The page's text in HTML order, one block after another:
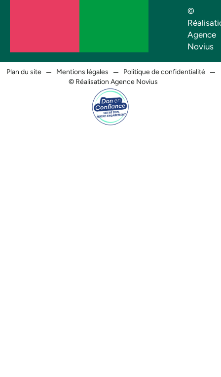
©
Agence
Novius
Plan du site Mentions légales
Politique de confidentialité
© Réalisation Agence Novius